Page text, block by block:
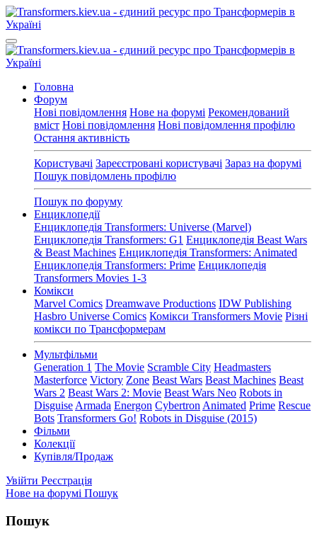
Головна
Форум
Нові повідомлення Нове на форумі Рекомендований
вміст Нові повідомлення Нові повідомлення профілю
Остання активність
Користувачі Зареєстровані користувачі Зараз на форумі
Пошук повідомлень профілю
Пошук по форуму
Енциклопедії
Енциклопедія Transformers: Universe (Marvel)
Енциклопедія Transformers: G1 Енциклопедія Beast Wars
& Beast Machines Енциклопедія Transformers: Animated
Енциклопедія Transformers: Prime Енциклопедія
Transformers Movies 1-3
Комікси
Marvel Comics Dreamwave Productions IDW Publishing
Hasbro Universe Comics Комікси Transformers Movie Різні
комікси по Трансформерам
Мультфільми
Generation 1 The Movie Scramble City Headmasters
Masterforce Victory Zone Beast Wars Beast Machines Beast
Wars 2 Beast Wars 2: Movie Beast Wars Neo Robots in
Disguise Armada Energon Cybertron Animated Prime Rescue
Bots Transformers Go! Robots in Disguise (2015)
Фільми
Колекції
Купівля/Продаж
Увійти Реєстрація
Нове на форумі Пошук
Пошук